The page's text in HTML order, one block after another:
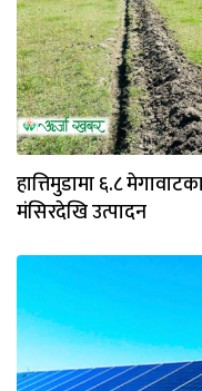
हात्तिमुडामा ६.८
मंसिरदेखि उत्पादन